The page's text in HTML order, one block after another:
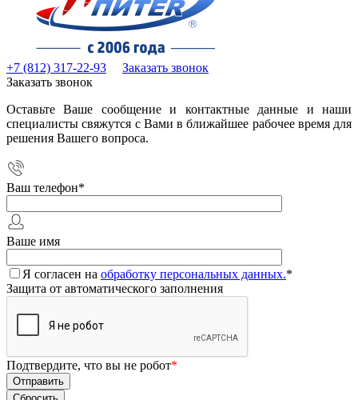
+7 (812) 317-22-93
Заказать звонок
Заказать звонок
Оставьте Ваше сообщение и контактные данные и наши
специалисты свяжутся с Вами в ближайшее рабочее время для
решения Вашего вопроса.
Ваш телефон*
Ваше имя
Я согласен на обработку персональных данных.*
Защита от автоматического заполнения
Подтвердите, что вы не робот*